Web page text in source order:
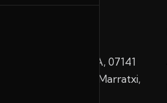
Carrer Conradors, 10A, 07141
Poligono Industrial de Marratxi,